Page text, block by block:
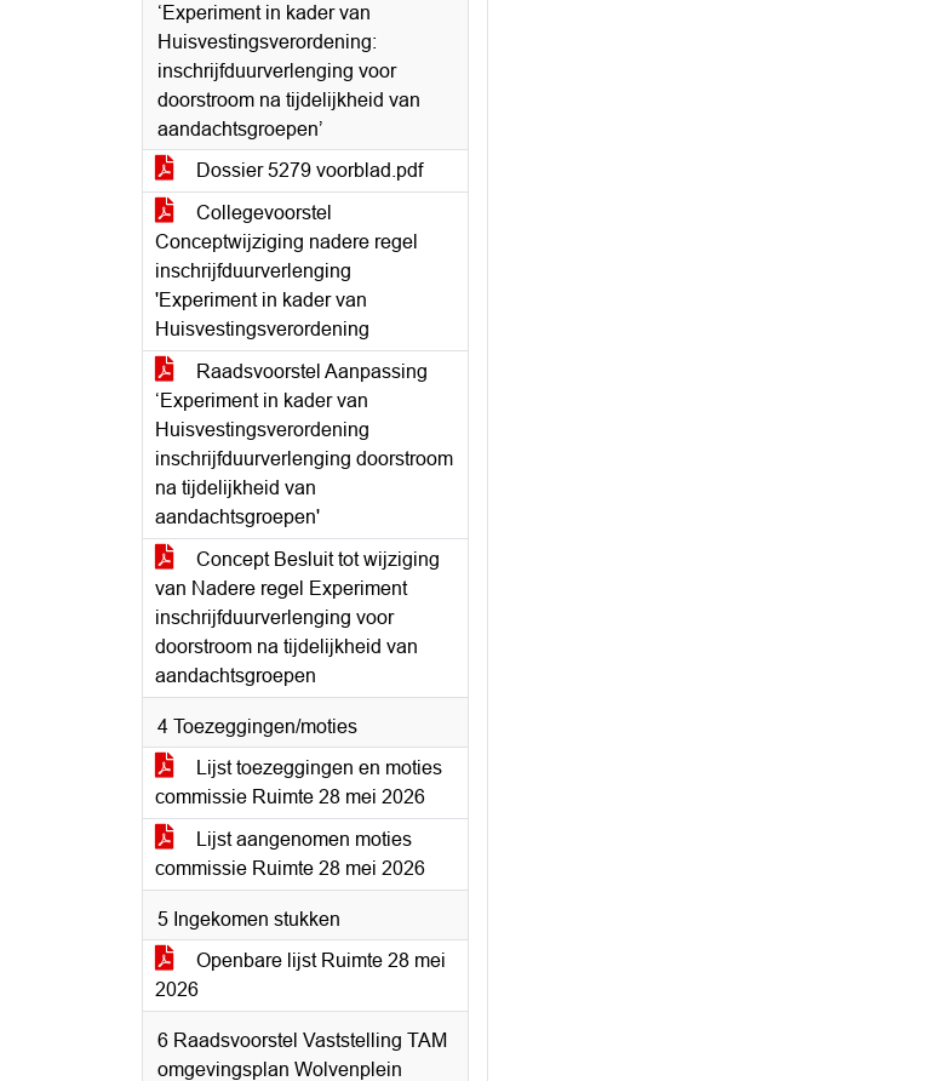
‘Experiment in kader van
Huisvestingsverordening:
inschrijfduurverlenging voor
doorstroom na tijdelijkheid van
aandachtsgroepen’
Dossier 5279 voorblad.pdf
Collegevoorstel
Conceptwijziging nadere regel
inschrijfduurverlenging
'Experiment in kader van
Huisvestingsverordening
Raadsvoorstel Aanpassing
‘Experiment in kader van
Huisvestingsverordening
inschrijfduurverlenging doorstroom
na tijdelijkheid van
aandachtsgroepen'
Concept Besluit tot wijziging
van Nadere regel Experiment
inschrijfduurverlenging voor
doorstroom na tijdelijkheid van
aandachtsgroepen
4 Toezeggingen/moties
Lijst toezeggingen en moties
commissie Ruimte 28 mei 2026
Lijst aangenomen moties
commissie Ruimte 28 mei 2026
5 Ingekomen stukken
Openbare lijst Ruimte 28 mei
2026
6 Raadsvoorstel Vaststelling TAM
omgevingsplan Wolvenplein